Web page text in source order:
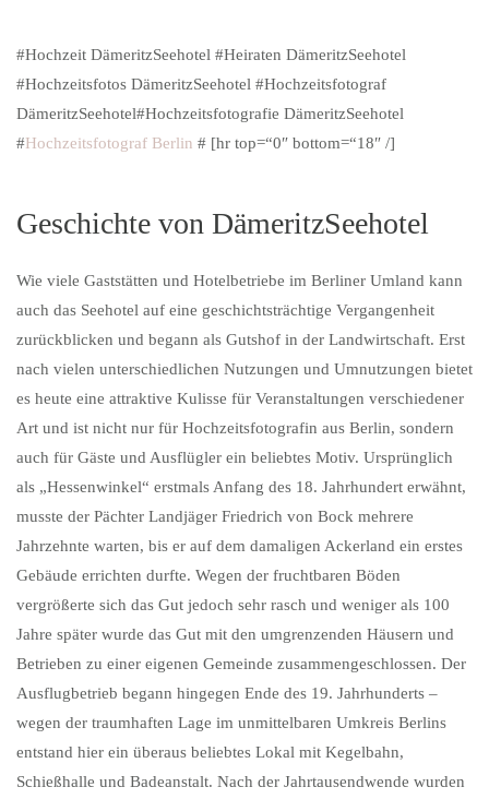
#Hochzeit DämeritzSeehotel #Heiraten DämeritzSeehotel
#Hochzeitsfotos DämeritzSeehotel #Hochzeitsfotograf
DämeritzSeehotel#Hochzeitsfotografie DämeritzSeehotel
#Hochzeitsfotograf Berlin # [hr top=“0″ bottom=“18″ /]
Geschichte von DämeritzSeehotel
Wie viele Gaststätten und Hotelbetriebe im Berliner Umland kann
auch das Seehotel auf eine geschichtsträchtige Vergangenheit
zurückblicken und begann als Gutshof in der Landwirtschaft. Erst
nach vielen unterschiedlichen Nutzungen und Umnutzungen bietet
es heute eine attraktive Kulisse für Veranstaltungen verschiedener
Art und ist nicht nur für Hochzeitsfotografin aus Berlin, sondern
auch für Gäste und Ausflügler ein beliebtes Motiv. Ursprünglich
als „Hessenwinkel“ erstmals Anfang des 18. Jahrhundert erwähnt,
musste der Pächter Landjäger Friedrich von Bock mehrere
Jahrzehnte warten, bis er auf dem damaligen Ackerland ein erstes
Gebäude errichten durfte. Wegen der fruchtbaren Böden
vergrößerte sich das Gut jedoch sehr rasch und weniger als 100
Jahre später wurde das Gut mit den umgrenzenden Häusern und
Betrieben zu einer eigenen Gemeinde zusammengeschlossen. Der
Ausflugbetrieb begann hingegen Ende des 19. Jahrhunderts –
wegen der traumhaften Lage im unmittelbaren Umkreis Berlins
entstand hier ein überaus beliebtes Lokal mit Kegelbahn,
Schießhalle und Badeanstalt. Nach der Jahrtausendwende wurden